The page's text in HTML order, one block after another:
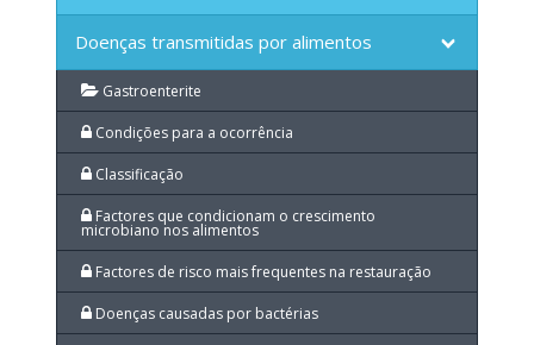
Doenças transmitidas por alimentos
Gastroenterite
Condições para a ocorrência
Classificação
Factores que condicionam o crescimento
microbiano nos alimentos
Factores de risco mais frequentes na restauração
Doenças causadas por bactérias